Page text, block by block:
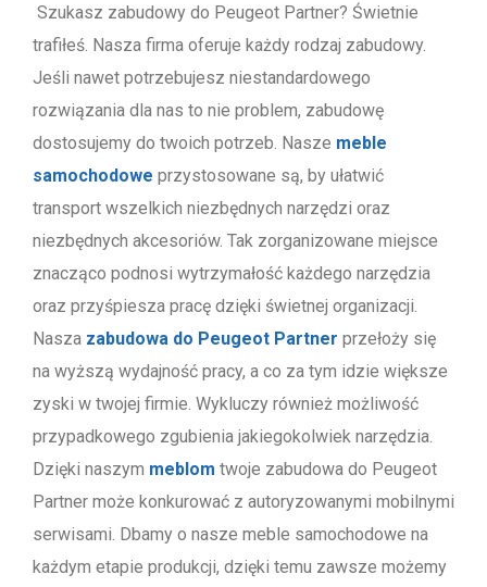
Szukasz zabudowy do Peugeot Partner? Świetnie
trafiłeś. Nasza firma oferuje każdy rodzaj zabudowy.
Jeśli nawet potrzebujesz niestandardowego
rozwiązania dla nas to nie problem, zabudowę
dostosujemy do twoich potrzeb. Nasze meble
samochodowe przystosowane są, by ułatwić
transport wszelkich niezbędnych narzędzi oraz
niezbędnych akcesoriów. Tak zorganizowane miejsce
znacząco podnosi wytrzymałość każdego narzędzia
oraz przyśpiesza pracę dzięki świetnej organizacji.
Nasza zabudowa do Peugeot Partner przełoży się
na wyższą wydajność pracy, a co za tym idzie większe
zyski w twojej firmie. Wykluczy również możliwość
przypadkowego zgubienia jakiegokolwiek narzędzia.
Dzięki naszym meblom twoje zabudowa do Peugeot
Partner może konkurować z autoryzowanymi mobilnymi
serwisami. Dbamy o nasze meble samochodowe na
każdym etapie produkcji, dzięki temu zawsze możemy